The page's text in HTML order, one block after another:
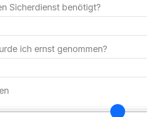
Sicherdienst benötigt?
ich ernst genommen?